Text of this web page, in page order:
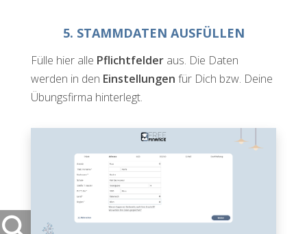
5. STAMMDATEN AUSFÜLLEN
Fülle hier alle Pflichtfelder aus. Die Daten
werden in den Einstellungen für Dich bzw. Deine
Übungsfirma hinterlegt.